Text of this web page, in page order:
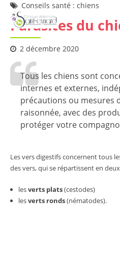
Conseils santé : chiens
Parasites du
2 décembre 2020
Tous les chiens sont
internes et externes,
précautions ou mesures
raisonnée, avec des
protéger votre
Les vers digestifs concernent tous
des vers, qui se répartissent en
lesverts plats(cestodes)
lesverts ronds(nématodes).